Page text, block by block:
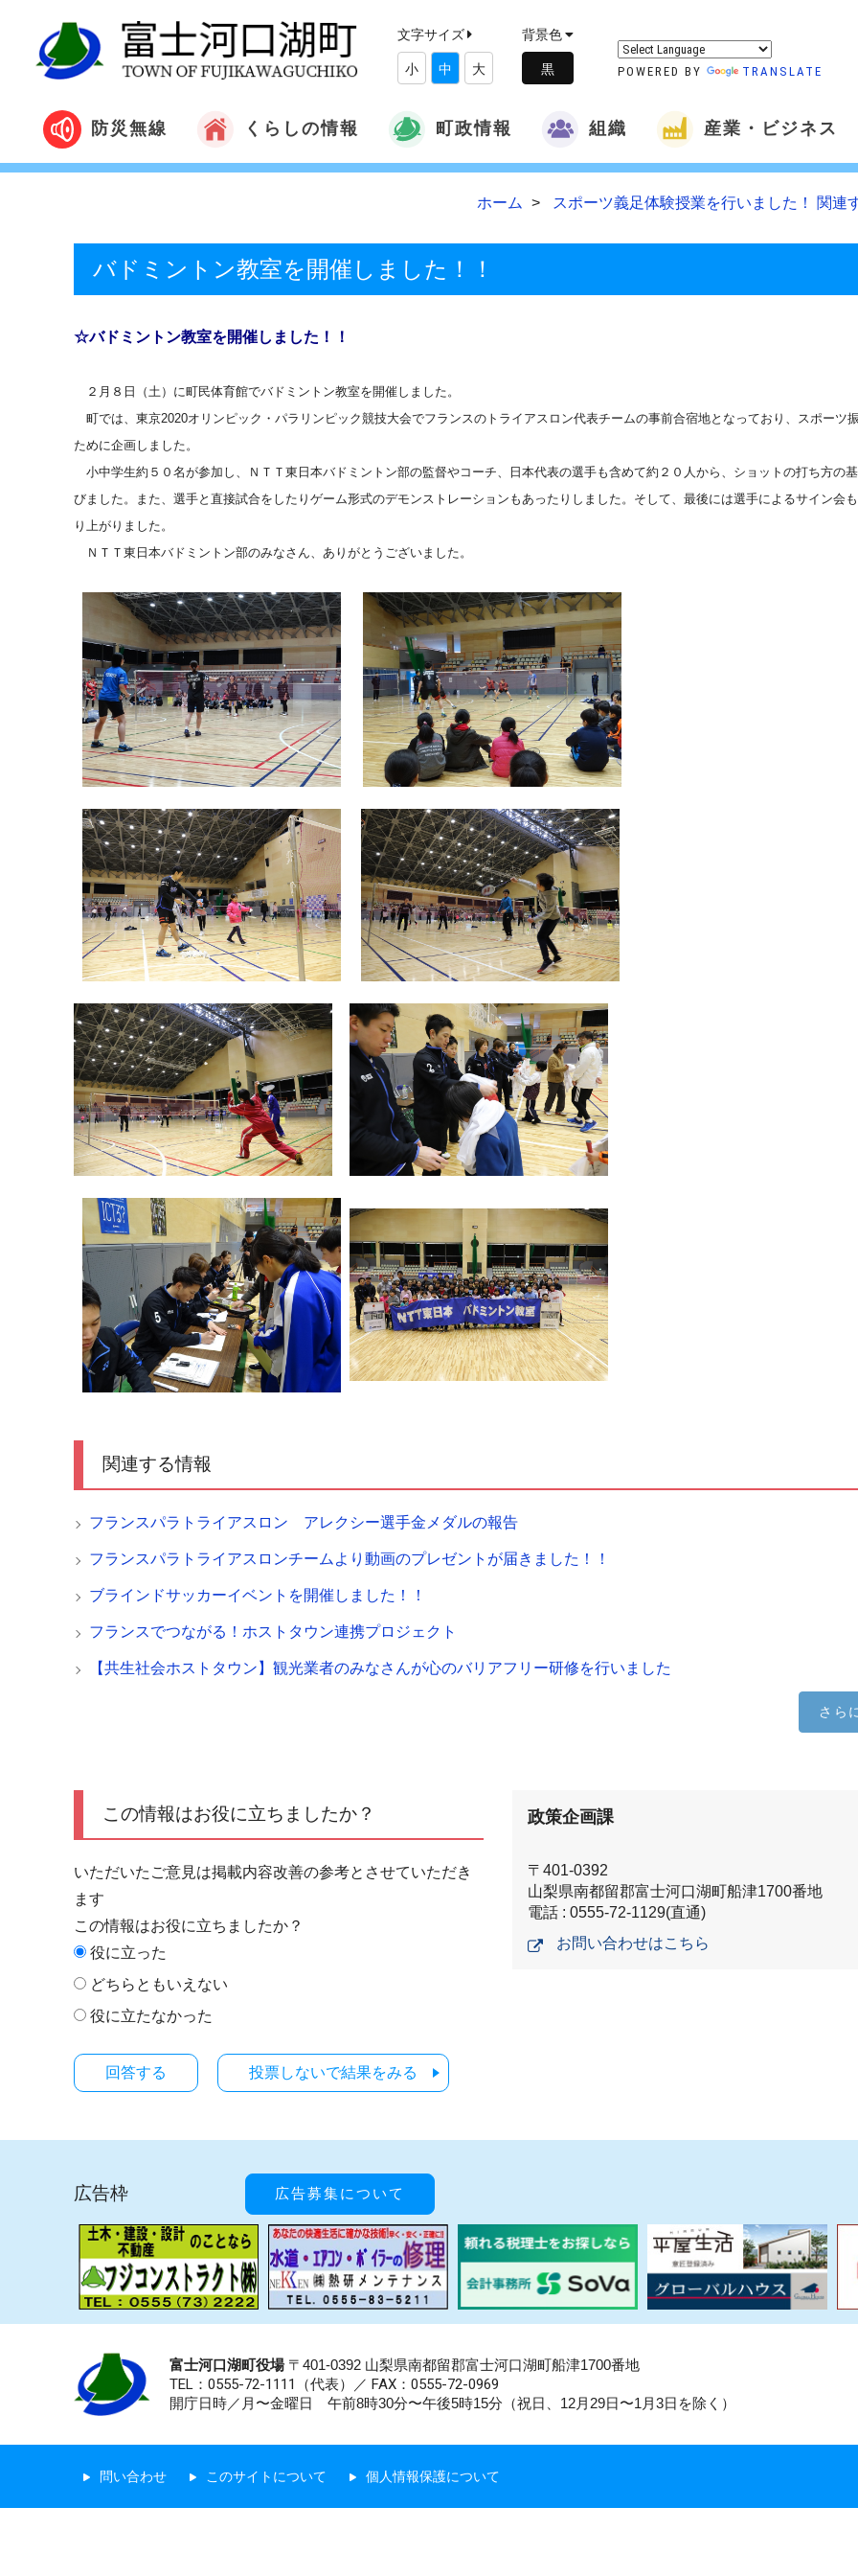
文字サイズ
小 中 大
背景色
POWERED BY TRANSLATE
防災無線 くらしの情報 町政情報 組織 産業・ビジネス
ホーム スポーツ義足体験授業を行いました！ 関連
バドミントン教室を開催しました！！
☆バドミントン教室を開催しました！！
２月８日（土）に町民体育館でバドミントン教室を開催しました。
町では、東京2020オリンピック・パラリンピック競技大会でフランスのトライアスロン代表チームの事前合宿地となっており、スポーツ
ために企画しました。
小中学生約５０名が参加し、ＮＴＴ東日本バドミントン部の監督やコーチ、日本代表の選手も含めて約２０人から、ショットの打ち方の
びました。また、選手と直接試合をしたりゲーム形式のデモンストレーションもあったりしました。そして、最後には選手によるサイン会
り上がりました。
ＮＴＴ東日本バドミントン部のみなさん、ありがとうございました。
関連する情報
フランスパラトライアスロン アレクシー選手金メダルの報告
フランスパラトライアスロンチームより動画のプレゼントが届きました！！
ブラインドサッカーイベントを開催しました！！
フランスでつながる！ホストタウン連携プロジェクト
【共生社会ホストタウン】観光業者のみなさんが心のバリアフリー研修を行いました
さら
この情報はお役に立ちましたか？
いただいたご意見は掲載内容改善の参考とさせていただき
ます
この情報はお役に立ちましたか？
役に立った
どちらともいえない
役に立たなかった
投票しないで結果をみる
政策企画課
〒401-0392
山梨県南都留郡富士河口湖町船津1700番地
電話 : 0555-72-1129(直通)
お問い合わせはこちら
広告枠 広告募集について
富士河口湖町役場〒401-0392 山梨県南都留郡富士河口湖町船津1700番地
TEL：0555-72-1111 （代表）／ FAX：0555-72-0969
開庁日時／月〜金曜日 午前8時30分〜午後5時15分（祝日、12月29日〜1月3日を除く）
問い合わせ このサイトについて 個人情報保護について